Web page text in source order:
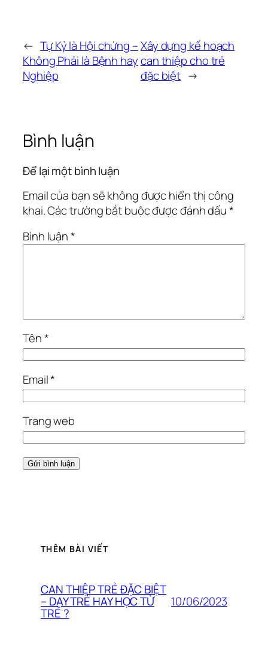
← Tự Kỷ là Hội chứng –
Không Phải là Bệnh hay
Nghiệp
Xây dựng kế hoạch
can thiệp cho trẻ
đặc biệt →
Bình luận
Để lại một bình luận
Email của bạn sẽ không được hiển thị công
khai.Các trường bắt buộc được đánh dấu*
Bình luận*
Tên*
Email*
Trang web
THÊM BÀI VIẾT
CAN THIỆP TRẺ ĐẶC BIỆT
– DẠY TRẺ HAY HỌC TỪ
TRẺ ?
10/06/2023